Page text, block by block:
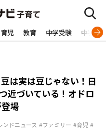
育児 教育 中学受験 中学生
は実は豆じゃない！日
近づいている！オドロ
場
ンドニュース #ファミリー #育児 #